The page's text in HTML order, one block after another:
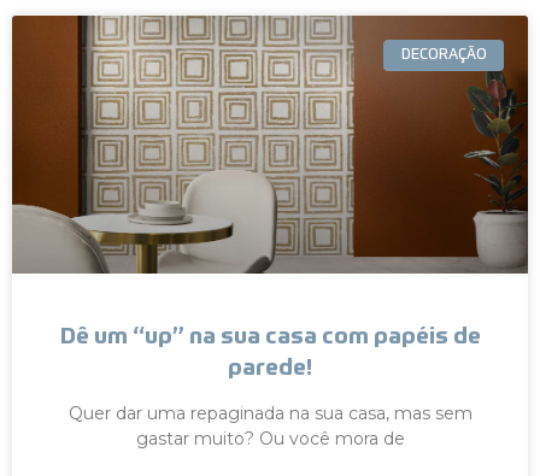
DECORAÇÃO
Dê um “up” na sua casa com papéis de
parede!
Quer dar uma repaginada na sua casa, mas sem
gastar muito? Ou você mora de